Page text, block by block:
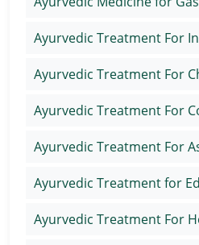
Ayurvedic Treatment For
Ayurvedic Treatment For
Ayurvedic Treatment For
Ayurvedic Treatment For
Ayurvedic Treatment for
Ayurvedic Treatment For